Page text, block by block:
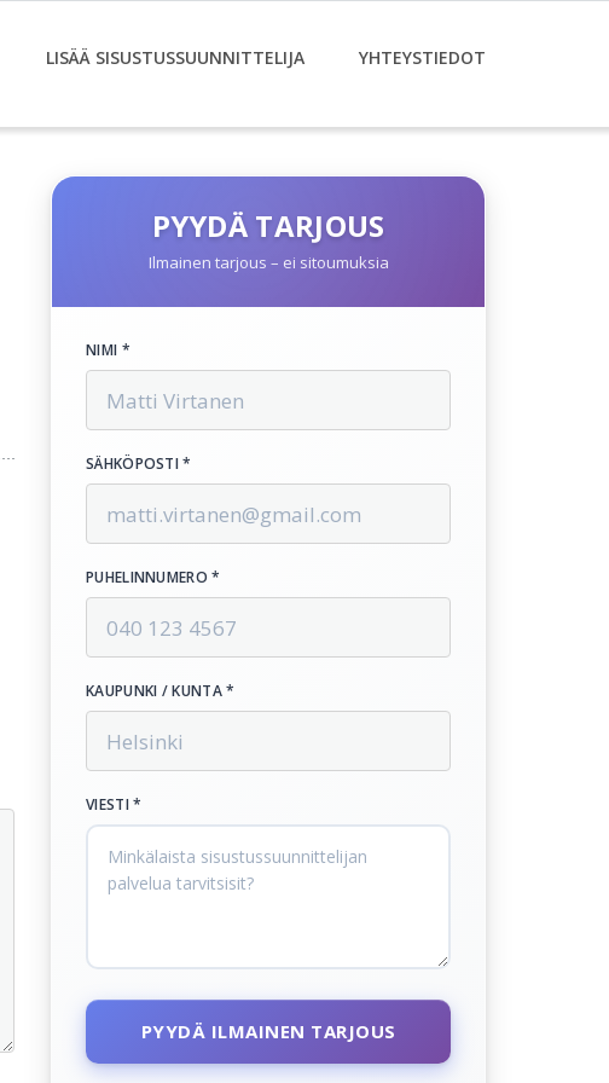
LISÄÄ SISUSTUSSUUNNITTELIJA YHTEYSTIEDOT
PYYDÄ TARJOUS
Ilmainen tarjous – ei sitoumuksia
NIMI *
SÄHKÖPOSTI *
PUHELINNUMERO *
KAUPUNKI / KUNTA *
VIESTI *
PYYDÄ ILMAINEN TARJOUS